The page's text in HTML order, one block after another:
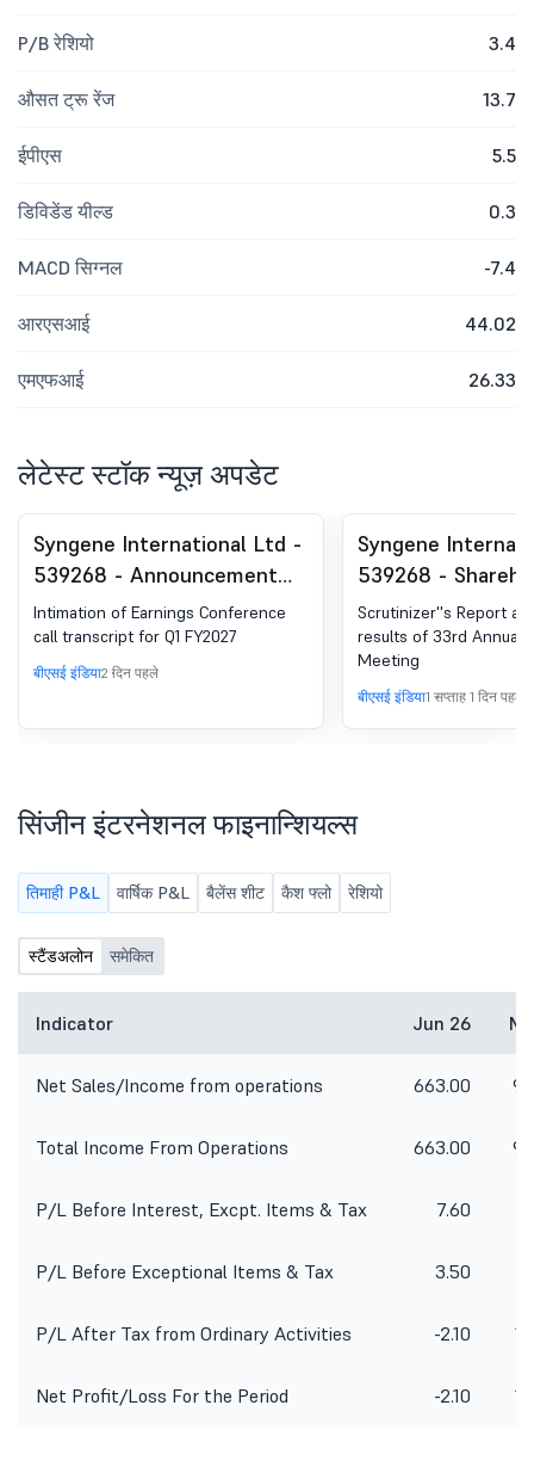
P/B रेशियो 3.4
औसत ट्रू रेंज 13.7
ईपीएस 5.5
डिविडेंड यील्ड 0.3
MACD सिग्नल -7.4
आरएसआई 44.02
एमएफआई 26.33
लेटेस्ट स्टॉक न्यूज़ अपडेट
Syngene International Ltd -
539268 - Announcement
under Regulation 30
(LODR)-Analyst / Investor
Meet - Outcome
Intimation of Earnings Conference
call transcript for Q1 FY2027
बीएसई इंडिया2 दिन पहले
Syngene
539268 -
Meeting / Postal
Scrutinizer''s
Scrutinizer''s Report
results of 33rd Annual
Meeting
बीएसई इंडिया1 सप्ताह 1 दिन पहले
सिंजीन इंटरनेशनल फाइनान्शियल्स
तिमाही P&L वार्षिक P&L बैलेंस शीट कैश फ्लो रेशियो
स्टैंडअलोन समेकित
Indicator Jun 26
Net Sales/Income from operations 663.00
Total Income From Operations 663.00
P/L Before Interest, Excpt. Items & Tax 7.60
P/L Before Exceptional Items & Tax 3.50
P/L After Tax from Ordinary Activities -2.10
Net Profit/Loss For the Period -2.10